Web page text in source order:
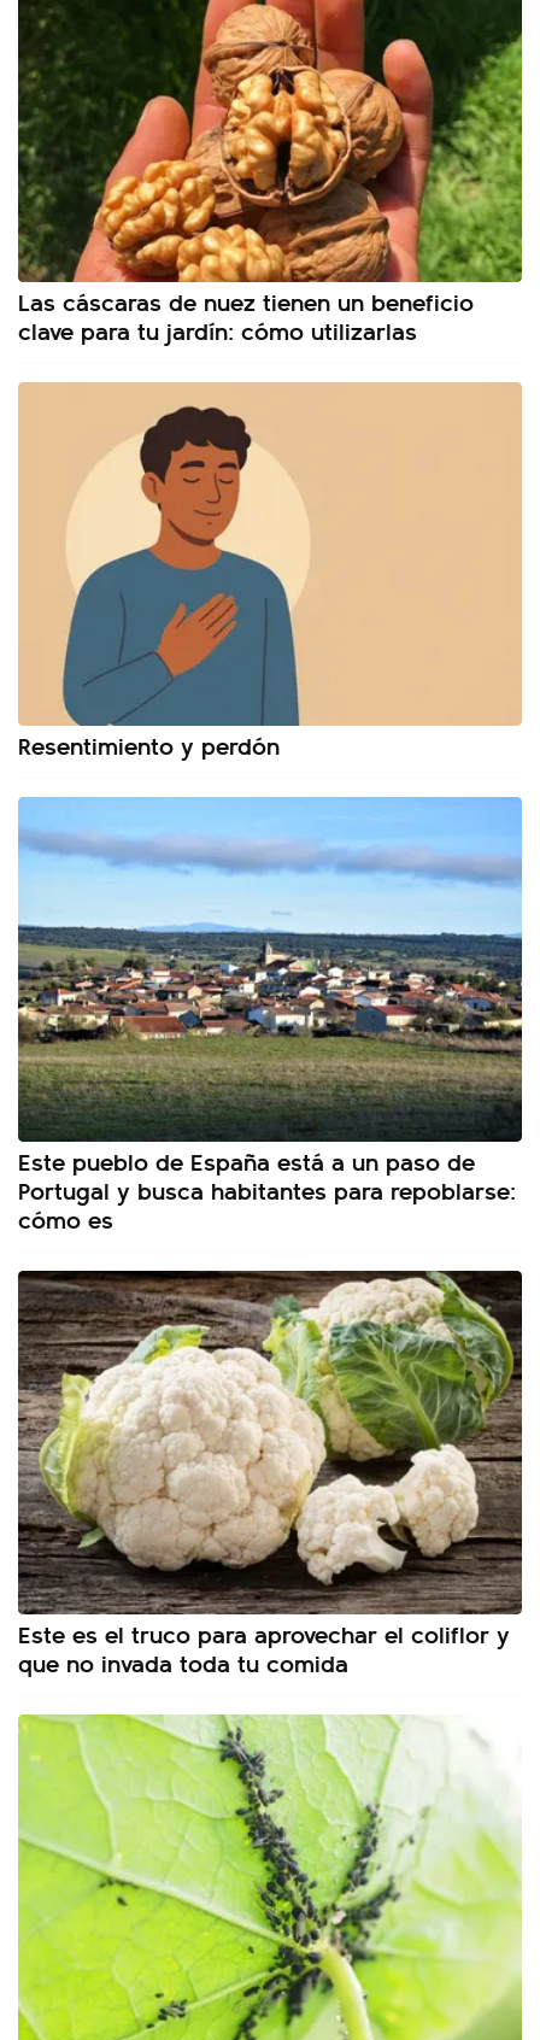
Las cáscaras de nuez tienen un beneficio
clave para tu jardín: cómo utilizarlas
Resentimiento y perdón
Este pueblo de España está a un paso de
Portugal y busca habitantes para repoblarse:
cómo es
Este es el truco para aprovechar el coliflor y
que no invada toda tu comida